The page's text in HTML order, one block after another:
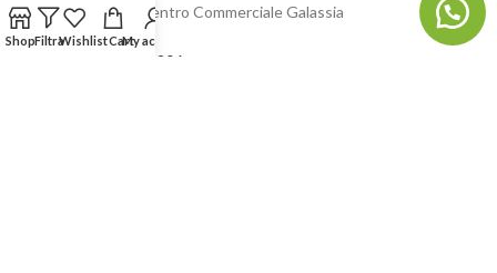
Via A. Ponti n. 4 – Centro Commerciale Galassia
24126 Bergamo
Phone: +39.035.322206
ShopFiltraWishlistCartMy account